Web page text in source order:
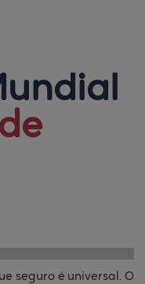
seguro é universal. O